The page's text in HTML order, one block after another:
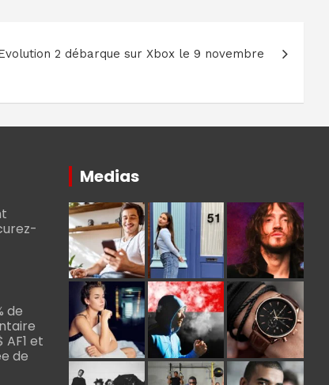
2 débarque sur Xbox le 9 novembre
de
AF1 et
de
Medias